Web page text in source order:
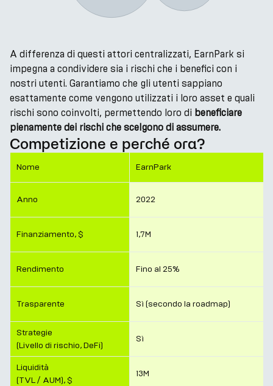
Facile da
Segretezza/CeFi
A differenza di questi attori centralizzati, EarnPark si
impegna a condividere sia i rischi che i benefici con i
nostri utenti. Garantiamo che gli utenti sappiano
esattamente come vengono utilizzati i loro asset e quali
rischi sono coinvolti, permettendo loro di beneficiare
pienamente dei rischi che scelgono di assumere.
Competizione e perché ora?
Nome EarnPark
Anno 2022
Finanziamento, $ 1,7M
Rendimento Fino al 25%
Trasparente Sì (secondo la roadmap)
Strategie
(Livello di rischio, DeFi)
Sì
Liquidità
(TVL / AUM), $
13M